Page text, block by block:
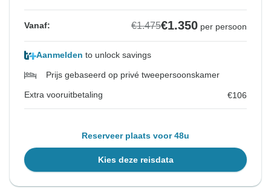
Vanaf: €1.475€1.350 per persoon
Aanmelden to unlock savings
Prijs gebaseerd op privé tweepersoonskamer
Extra vooruitbetaling €106
Reserveer plaats voor 48u
Kies deze reisdata